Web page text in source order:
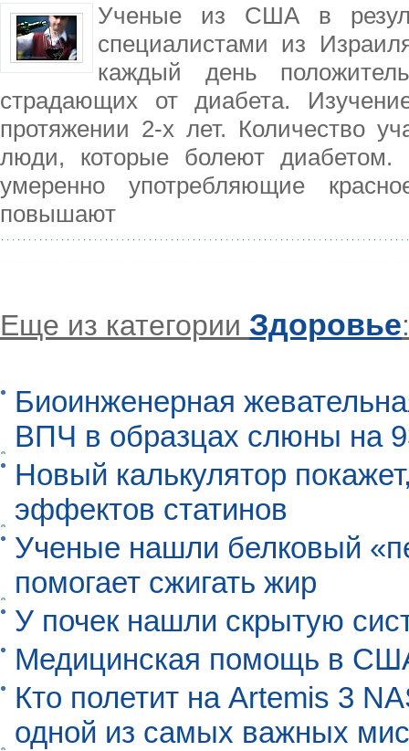
Ученые из США в
специалистами из
каждый день
страдающих от диабета.
протяжении 2-х лет. Количество
люди, которые болеют
умеренно употребляющие
повышают
Еще из категории Здоровье:
Биоинженерная
ВПЧ в образцах слюны на
Новый калькулятор
эффектов статинов
Ученые нашли белковый
помогает сжигать жир
У почек нашли скрытую
Медицинская помощь в
Кто полетит на Artemis 3
одной из самых важных